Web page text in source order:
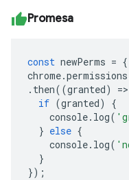
Promesa
const newPerms = {
chrome.permissions
. then((granted) =>
if (granted)
{
console. log(
} else {
console. log(
}
});